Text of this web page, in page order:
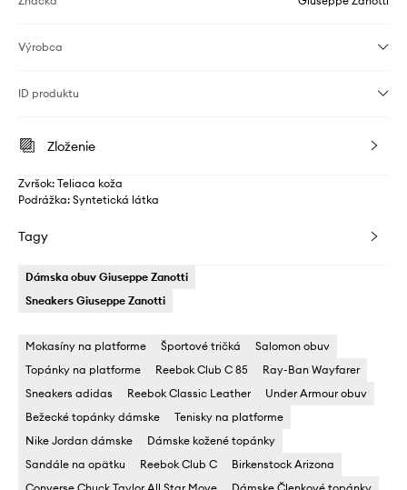
Výrobca
ID produktu
Zloženie
Zvršok: Teliaca koža
Podrážka: Syntetická látka
Tagy
Dámska obuv Giuseppe Zanotti
Sneakers Giuseppe Zanotti
Mokasíny na platforme Športové tričká
Salomon obuv
Topánky na platforme
Reebok Club C 85
Ray-Ban Wayfarer
Sneakers adidas
Reebok Classic Leather
Under Armour obuv
Bežecké topánky dámske
Tenisky na platforme
Nike Jordan dámske
Dámske kožené topánky
Sandále na opätku
Reebok Club C
Birkenstock Arizona